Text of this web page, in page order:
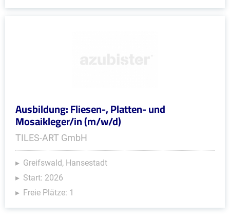
Ausbildung: Fliesen-, Platten- und
Mosaikleger/in (m/w/d)
TILES-ART GmbH
Greifswald, Hansestadt
Start: 2026
Freie Plätze: 1